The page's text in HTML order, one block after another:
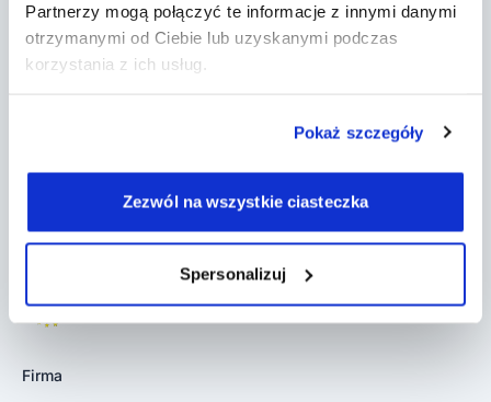
Partnerzy mogą połączyć te informacje z innymi danymi
otrzymanymi od Ciebie lub uzyskanymi podczas
korzystania z ich usług.
Pokaż szczegóły
Zezwól na wszystkie ciasteczka
Spersonalizuj
DobryGabinet to program do gabinetu, który
pomaga psychoterapeutom, psychologom,
logopedom, terapeutom SI i innym w
Firma